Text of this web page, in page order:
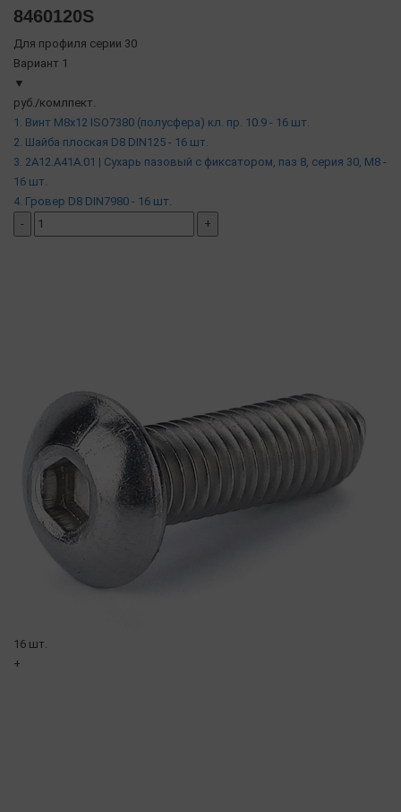
8460120S
Для профиля серии 30
Вариант 1
▼
руб./комлпект.
1. Винт М8х12 ISO7380 (полусфера) кл. пр. 10.9 - 16 шт.
2. Шайба плоская D8 DIN125 - 16 шт.
3. 2A12.A41A.01 | Сухарь пазовый c фиксатором, паз 8, серия 30, М8 -
16 шт.
4. Гровер D8 DIN7980 - 16 шт.
-
+
16 шт.
+